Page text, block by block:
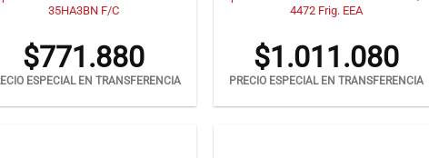
35HA3BN F/C
$771.880
ESPECIAL EN TRANSFERENCIA
4472 Frig. EEA
$1.011.080
PRECIO ESPECIAL EN TRANSFERENCIA